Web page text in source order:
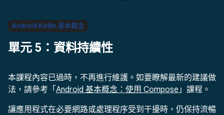
Android Kotlin 基本概念
單元 5：資料持續性
本課程內容已過時，不再進行維護。如要瞭解最新的建議做
法，請參考「 Android 基本概念：使用 Compose 」課程。
讓應用程式在必要網路或處理程序受到干擾時，仍保持流暢